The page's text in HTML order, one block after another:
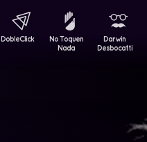
DobleClick
No Toquen
Nada
Darwin
Desbocatti